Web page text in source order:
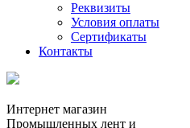
Реквизиты
Условия оплаты
Сертификаты
Контакты
Интернет магазин
Промышленных лент и